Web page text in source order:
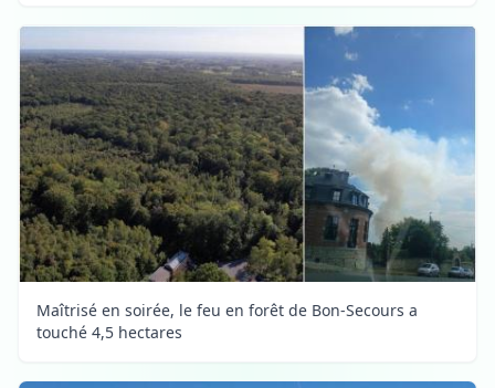
Maîtrisé en soirée, le feu en forêt de Bon-Secours a
touché 4,5 hectares